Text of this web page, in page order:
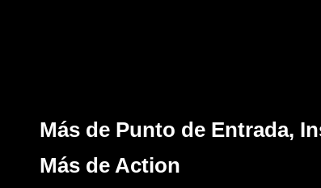
Más de Punto de Entrada,
Más de Action